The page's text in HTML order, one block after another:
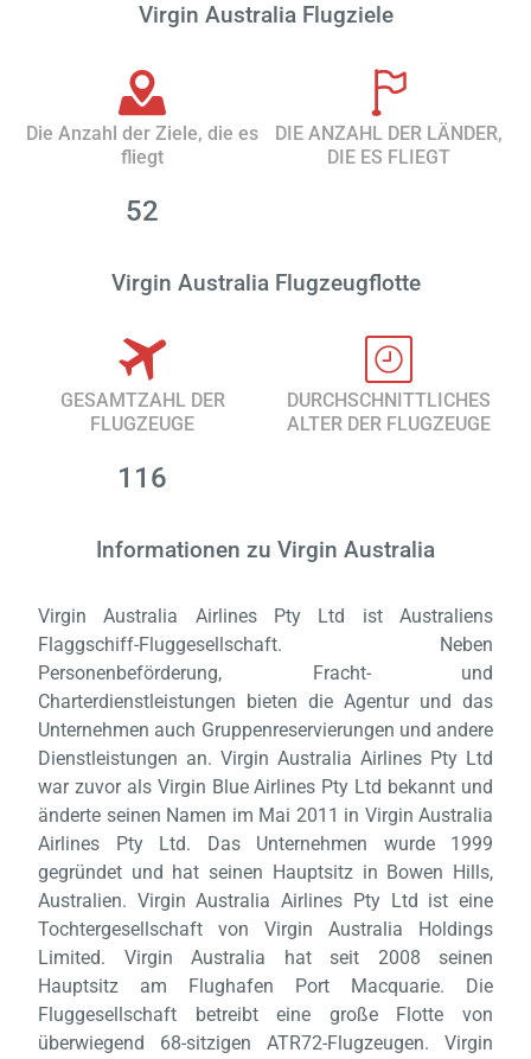
Virgin Australia Flugziele
Die Anzahl der Ziele, die es
fliegt
52
DIE ANZAHL DER LÄNDER,
DIE ES FLIEGT
Virgin Australia Flugzeugflotte
GESAMTZAHL DER
FLUGZEUGE
116
DURCHSCHNITTLICHES
ALTER DER FLUGZEUGE
Informationen zu Virgin Australia
Virgin Australia Airlines Pty Ltd ist Australiens
Flaggschiff-Fluggesellschaft. Neben
Personenbeförderung, Fracht- und
Charterdienstleistungen bieten die Agentur und das
Unternehmen auch Gruppenreservierungen und andere
Dienstleistungen an. Virgin Australia Airlines Pty Ltd
war zuvor als Virgin Blue Airlines Pty Ltd bekannt und
änderte seinen Namen im Mai 2011 in Virgin Australia
Airlines Pty Ltd. Das Unternehmen wurde 1999
gegründet und hat seinen Hauptsitz in Bowen Hills,
Australien. Virgin Australia Airlines Pty Ltd ist eine
Tochtergesellschaft von Virgin Australia Holdings
Limited. Virgin Australia hat seit 2008 seinen
Hauptsitz am Flughafen Port Macquarie. Die
Fluggesellschaft betreibt eine große Flotte von
überwiegend 68-sitzigen ATR72-Flugzeugen. Virgin